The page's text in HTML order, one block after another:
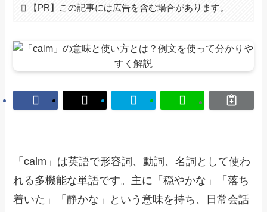
【PR】この記事には広告を含む場合があります。
「calm」は英語で形容詞、動詞、名詞として使わ
れる多機能な単語です。主に「穏やかな」「落ち
着いた」「静かな」という意味を持ち、日常会話